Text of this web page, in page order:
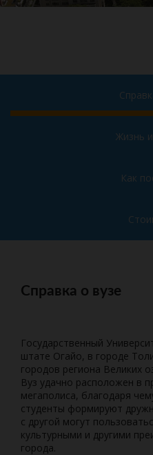
Жизнь
Как
Справка о вузе
Государственный
штате Огайо, в городе
городов региона Великих
Вуз удачно расположен в
мегаполиса, благодаря
студенты формируют
с другой могут
культурными и другими
города.